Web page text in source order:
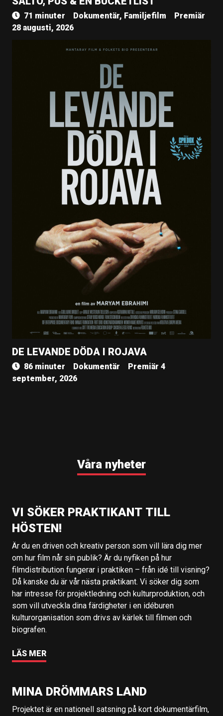
71 minuter Dokumentär, Familjefilm
Premiär
28 augusti, 2026
DE LEVANDE DÖDA I ROJAVA
86 minuter Dokumentär
Premiär 4
september, 2026
Våra nyheter
VI SÖKER PRAKTIKANT TILL
HÖSTEN!
Är du en driven och kreativ person som vill lära dig mer
om hur film når sin publik? Är du nyfiken på hur
filmdistribution fungerar i praktiken – från idé till visning?
Då kanske du är vår nästa praktikant. Vi söker dig som
har intresse för projektledning och kulturproduktion, och
som vill utveckla dina färdigheter i en idéburen
kulturorganisation som drivs av kärlek till filmen och
biografen.
LÄS MER
MINA DRÖMMARS LAND
Projektet är en nationell satsning på kort dokumentärfilm,